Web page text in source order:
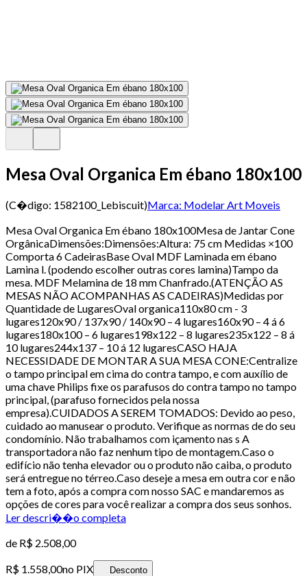
Mesa Oval Organica Em ébano 180x100
(C�digo: 1582100_Lebiscuit)Marca: Modelar Art Moveis
Mesa Oval Organica Em ébano 180x100Mesa de Jantar Cone
OrgânicaDimensões:Dimensões:Altura: 75 cm Medidas ×100
Comporta 6 CadeirasBase Oval MDF Laminada em ébano
Lamina l. (podendo escolher outras cores lamina)Tampo da
mesa. MDF Melamina de 18 mm Chanfrado.(ATENÇÃO AS
MESAS NÃO ACOMPANHAS AS CADEIRAS)Medidas por
Quantidade de LugaresOval organica110x80 cm - 3
lugares120x90 / 137x90 / 140x90 – 4 lugares160x90 – 4 á 6
lugares180x100 – 6 lugares198x122 – 8 lugares235x122 – 8 á
10 lugares244x137 – 10 á 12 lugaresCASO HAJA
NECESSIDADE DE MONTAR A SUA MESA CONE:Centralize
o tampo principal em cima do contra tampo, e com auxílio de
uma chave Philips fixe os parafusos do contra tampo no tampo
principal, (parafuso fornecidos pela nossa
empresa).CUIDADOS A SEREM TOMADOS: Devido ao peso,
cuidado ao manusear o produto. Verifique as normas de do seu
condomínio. Não trabalhamos com içamento nas s A
transportadora não faz nenhum tipo de montagem.Caso o
edifício não tenha elevador ou o produto não caiba, o produto
será entregue no térreo.Caso deseje a mesa em outra cor e não
tem a foto, após a compra com nosso SAC e mandaremos as
opções de cores para você realizar a compra dos seus sonhos.
Ler descri��o completa
de R$ 2.508,00
R$ 1.558,00no PIX Desconto